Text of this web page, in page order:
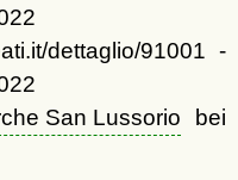
dettaglio/91001 -
San Lussorio bei